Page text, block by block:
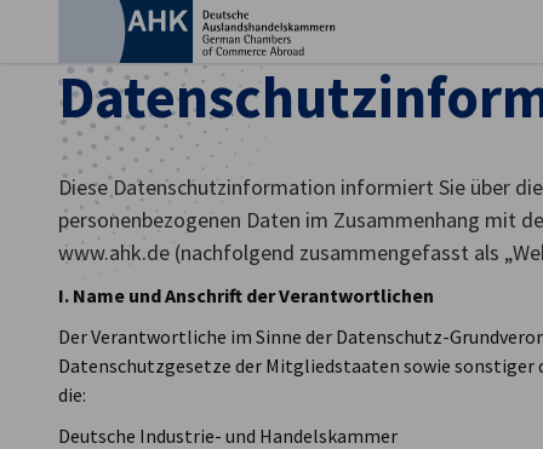
German
Diese Datenschutzinformation informiert Sie über
personenbezogenen Daten im Zusammenhang mit
www.ahk.de (nachfolgend zusammengefasst als
I. Name und Anschrift der Verantwortlichen
Der Verantwortliche im Sinne der Datenschutz-
Datenschutzgesetze der Mitgliedstaaten sowie
die:
Deutsche Industrie- und Handelskammer